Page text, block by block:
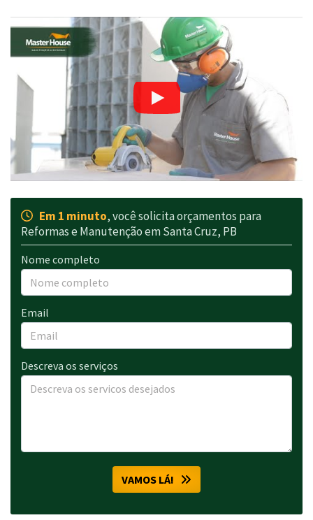
Em 1 minuto, você solicita orçamentos para
Reformas e Manutenção em Santa Cruz, PB
Nome completo
Email
Descreva os serviços
VAMOS LÁ!